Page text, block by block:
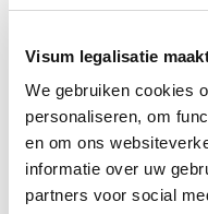
Visum legalisatie
We gebruiken cookies
personaliseren, om
en om ons
informatie over uw
partners voor social
Controle op
fouten